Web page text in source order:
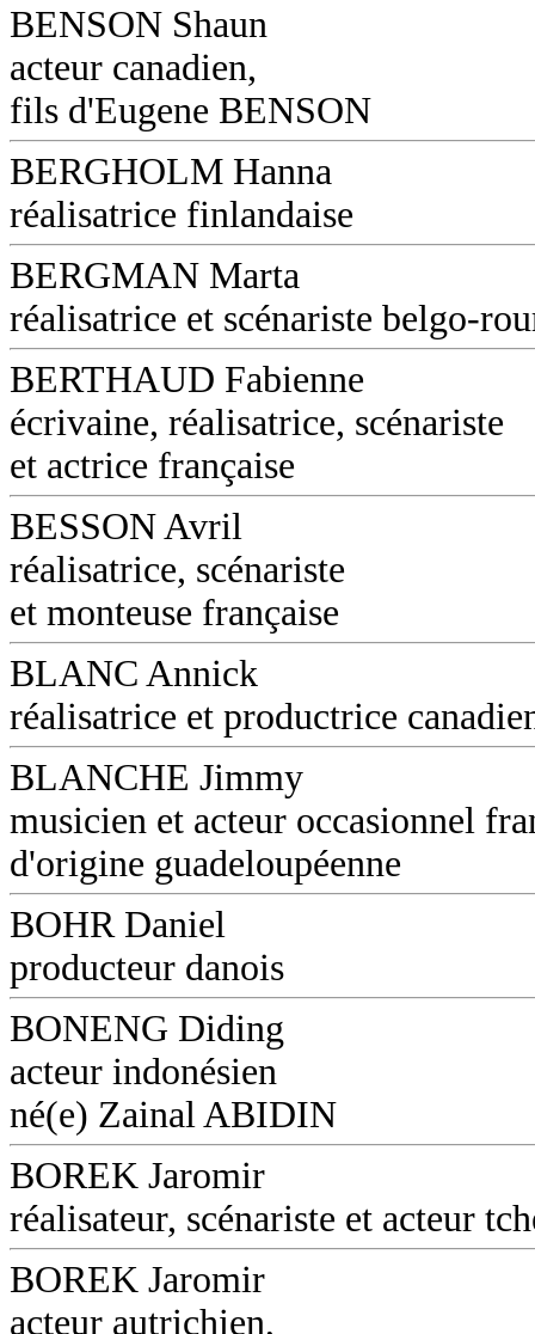
BENSON Shaun
acteur canadien,
fils d'Eugene BENSON
BERGHOLM Hanna
réalisatrice finlandaise
BERGMAN Marta
réalisatrice et scénariste belgo-
BERTHAUD Fabienne
écrivaine, réalisatrice, scénariste
et actrice française
BESSON Avril
réalisatrice, scénariste
et monteuse française
BLANC Annick
réalisatrice et productrice
BLANCHE Jimmy
musicien et acteur occasionnel
d'origine guadeloupéenne
BOHR Daniel
producteur danois
BONENG Diding
acteur indonésien
né(e) Zainal ABIDIN
BOREK Jaromir
réalisateur, scénariste et acteur
BOREK Jaromir
acteur autrichien,